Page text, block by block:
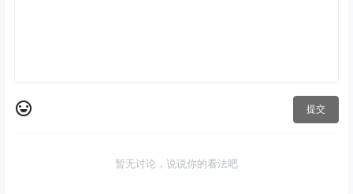
提交
暂无讨论，说说你的看法吧